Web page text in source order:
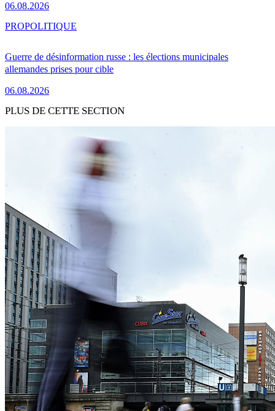
06.08.2026
Guerre de désinformation russe : les élections municipales
allemandes prises pour cible
06.08.2026
PROPOLITIQUE
PLUS DE CETTE SECTION